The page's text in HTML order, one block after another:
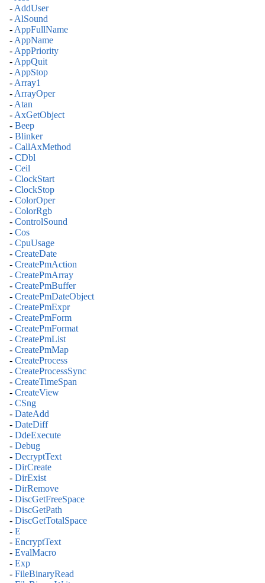
- AddUser
- AlSound
- AppFullName
- AppName
- AppPriority
- AppQuit
- AppStop
- Array1
- ArrayOper
- Atan
- AxGetObject
- Beep
- Blinker
- CallAxMethod
- CDbl
- Ceil
- ClockStart
- ClockStop
- ColorOper
- ColorRgb
- ControlSound
- Cos
- CpuUsage
- CreateDate
- CreatePmAction
- CreatePmArray
- CreatePmBuffer
- CreatePmDateObject
- CreatePmExpr
- CreatePmForm
- CreatePmFormat
- CreatePmList
- CreatePmMap
- CreateProcess
- CreateProcessSync
- CreateTimeSpan
- CreateView
- CSng
- DateAdd
- DateDiff
- DdeExecute
- Debug
- DecryptText
- DirCreate
- DirExist
- DirRemove
- DiscGetFreeSpace
- DiscGetPath
- DiscGetTotalSpace
- E
- EncryptText
- EvalMacro
- Exp
- FileBinaryRead